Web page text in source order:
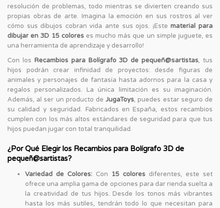
resolución de problemas, todo mientras se divierten creando sus
propias obras de arte. Imagina la emoción en sus rostros al ver
cómo sus dibujos cobran vida ante sus ojos. ¡Estematerial para
dibujar en 3D 15 coloreses mucho más que un simple juguete, es
una herramienta de aprendizaje y desarrollo!
Con los Recambios para Bolígrafo 3D de pequeñ@sartistas, tus
hijos podrán crear infinidad de proyectos: desde figuras de
animales y personajes de fantasía hasta adornos para la casa y
regalos personalizados. La única limitación es su imaginación.
Además, al ser un producto deJugaToys, puedes estar seguro de
su calidad y seguridad. Fabricados en España, estos recambios
cumplen con los más altos estándares de seguridad para que tus
hijos puedan jugar con total tranquilidad.
¿Por Qué Elegir los Recambios para Bolígrafo 3D de
pequeñ@sartistas?
Variedad de Colores: Con 15 colores diferentes, este set
ofrece una amplia gama de opciones para dar rienda suelta a
la creatividad de tus hijos. Desde los tonos más vibrantes
hasta los más sutiles, tendrán todo lo que necesitan para